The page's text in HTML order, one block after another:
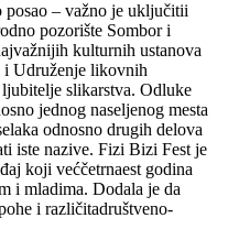
posao – važno je uključitii
pozorište Sombor i
kulturnih ustanova
Udruženje likovnih
slikarstva. Odluke
jednog naseljenog mesta
odnosno drugih delova
iste nazive. Fizi Bizi Fest je
koji većčetrnaest godina
i mladima. Dodala je da
i različitadruštveno-